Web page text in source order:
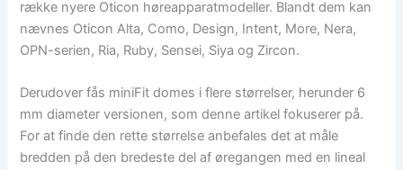
række nyere Oticon høreapparatmodeller. Blandt dem kan
nævnes Oticon Alta, Como, Design, Intent, More, Nera,
OPN-serien, Ria, Ruby, Sensei, Siya og Zircon.
Derudover fås miniFit domes i flere størrelser, herunder 6
mm diameter versionen, som denne artikel fokuserer på.
For at finde den rette størrelse anbefales det at måle
bredden på den bredeste del af øregangen med en lineal